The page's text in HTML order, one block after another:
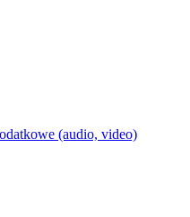
(audio, video)